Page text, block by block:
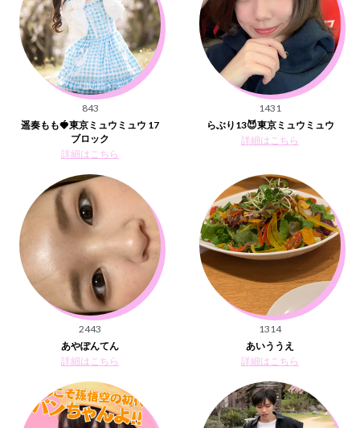
843
遥奏もも🍓東京ミュウミュウ 17
ブロック
詳細はこちら
1431
らぶり13😈東京ミュウミュウ
詳細はこちら
2443
あやぽんてん
詳細はこちら
1314
あいううえ
詳細はこちら